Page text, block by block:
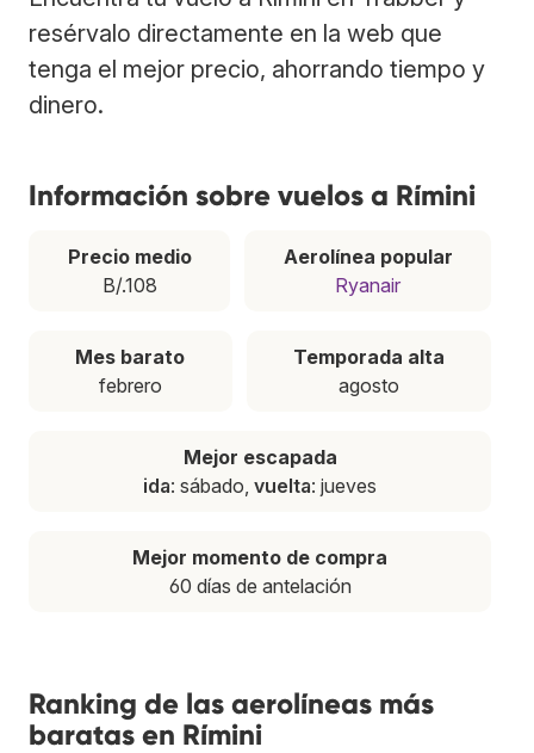
resérvalo directamente en la web que
tenga el mejor precio, ahorrando tiempo y
dinero.
Información sobre vuelos a Rímini
Precio medio
B/.108
Aerolínea popular
Ryanair
Mes barato
febrero
Temporada alta
agosto
Mejor escapada
ida: sábado, vuelta: jueves
Mejor momento de compra
60 días de antelación
Ranking de las aerolíneas más
baratas en Rímini